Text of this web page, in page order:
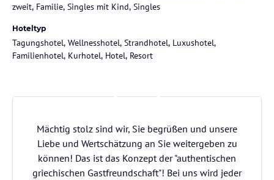
zweit, Familie, Singles mit Kind, Singles
Hoteltyp
Tagungshotel, Wellnesshotel, Strandhotel, Luxushotel,
Familienhotel, Kurhotel, Hotel, Resort
Mächtig stolz sind wir, Sie begrüßen und unsere
Liebe und Wertschätzung an Sie weitergeben zu
können! Das ist das Konzept der "authentischen
griechischen Gastfreundschaft"! Bei uns wird jeder